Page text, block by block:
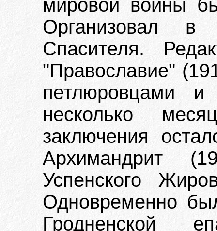
мировой войны
Организовал в
Спасителя.
"Православие"
петлюровцами и
несколько
заключения
Архимандрит
Успенского
Одновременно
Гродненской